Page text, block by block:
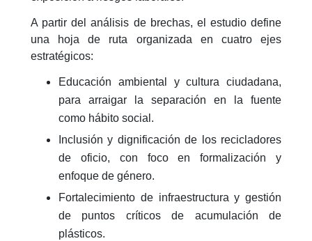
A partir del análisis de brechas, el estudio define
una hoja de ruta organizada en cuatro ejes
estratégicos:
Educación ambiental y cultura ciudadana,
para arraigar la separación en la fuente
como hábito social.
Inclusión y dignificación de los recicladores
de oficio, con foco en formalización y
enfoque de género.
Fortalecimiento de infraestructura y gestión
de puntos críticosde acumulación de
plásticos.